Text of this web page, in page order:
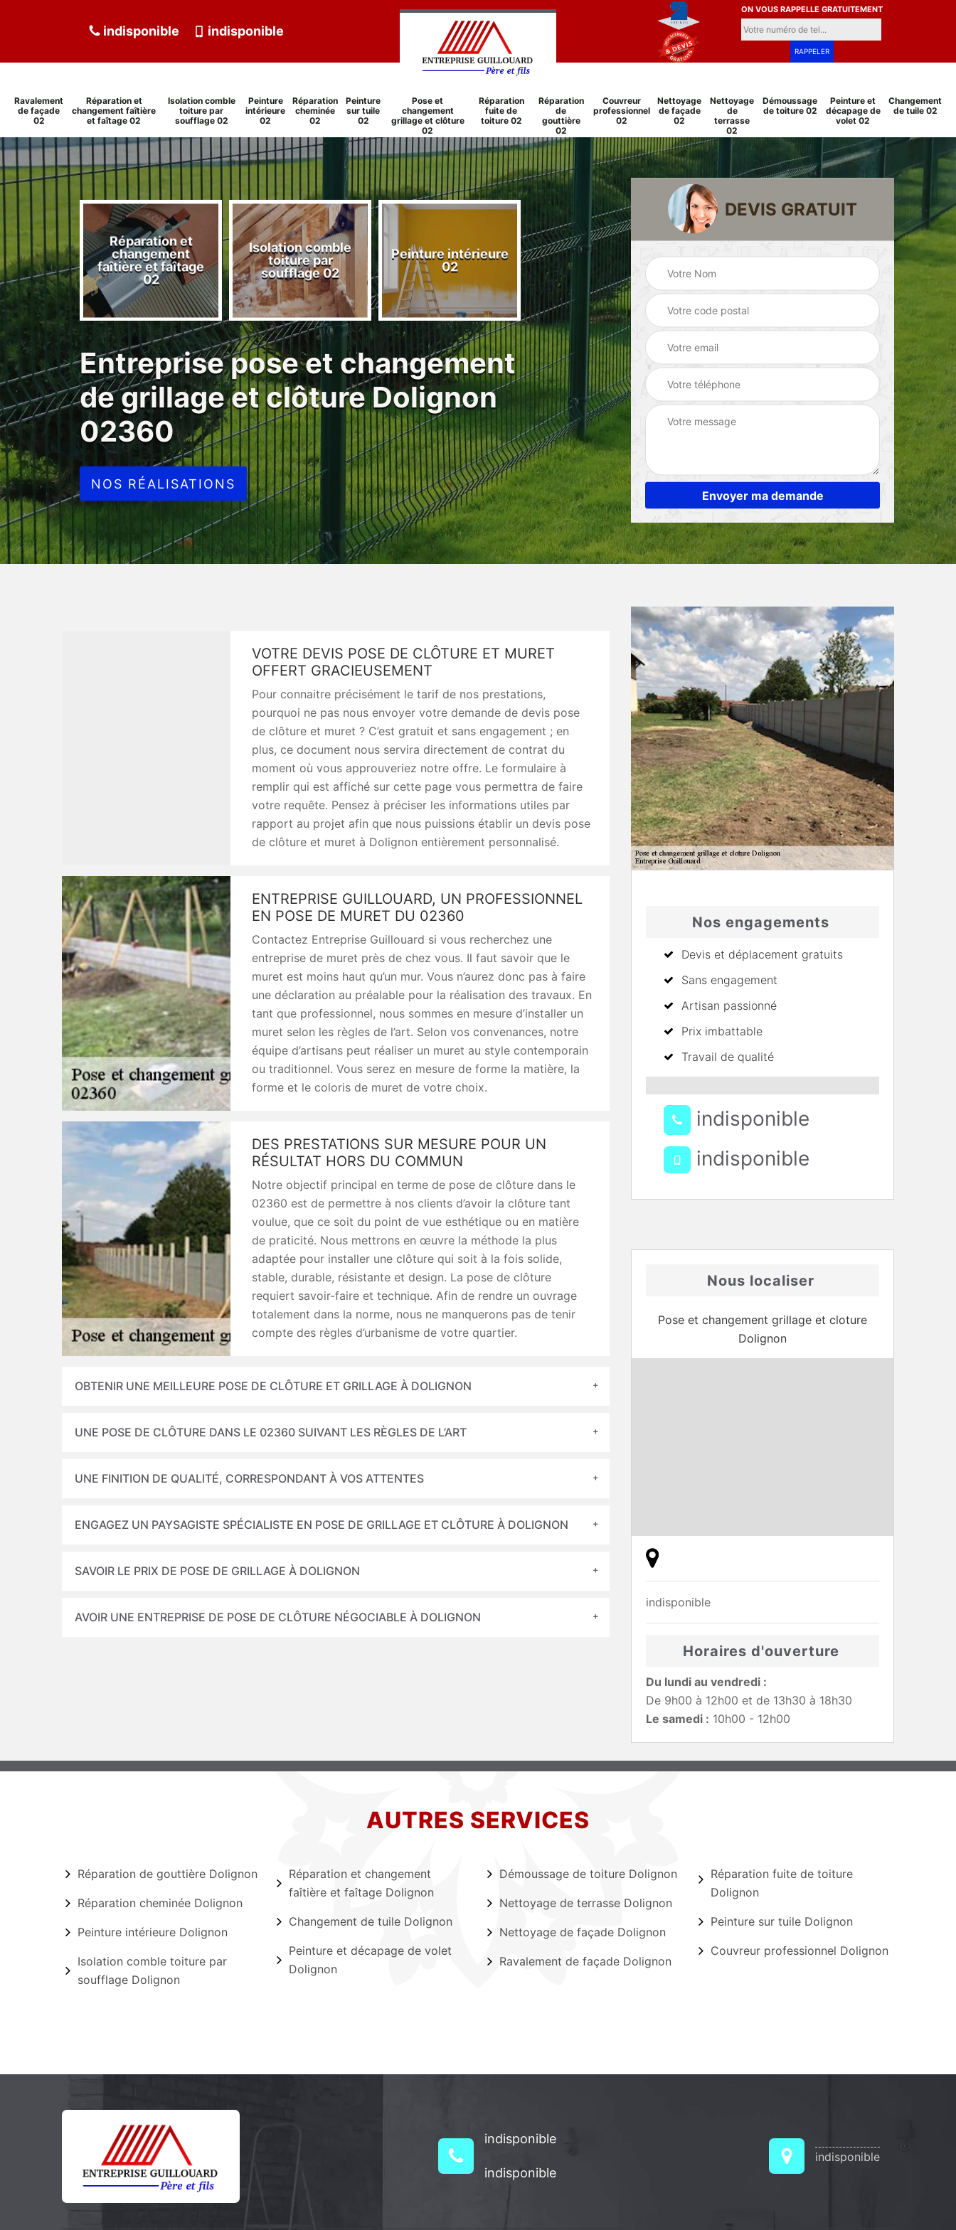
indisponible indisponible
ON VOUS RAPPELLE GRATUITEMENT
Ravalement
de façade
02
Réparation et
changement faîtière
et faîtage 02
Isolation comble
toiture par
soufflage 02
Peinture
intérieure
02
Réparation
cheminée
02
Peinture
sur tuile
02
Pose et
changement
grillage et clôture
02
Réparation
fuite de
toiture 02
Réparation
de
gouttière
02
Couvreur
professionnel
02
Nettoyage
de façade
02
Nettoyage
de
terrasse
02
Démoussage
de toiture 02
Peinture et
décapage de
volet 02
Changement
de tuile 02
de
02
Réparation et
changement
faîtière et faîtage
02
Isolation comble
toiture par
soufflage 02
Peinture intérieure
02
Réparation
cheminée 02
Peinture sur tuile
Pose et
changement
grillage et clôture
02
Entreprise pose et changement
de grillage et clôture Dolignon
02360
NOS RÉALISATIONS
DEVIS GRATUIT
VOTRE DEVIS POSE DE CLÔTURE ET MURET
OFFERT GRACIEUSEMENT
Pour connaitre précisément le tarif de nos prestations,
pourquoi ne pas nous envoyer votre demande de devis pose
de clôture et muret ? C’est gratuit et sans engagement ; en
plus, ce document nous servira directement de contrat du
moment où vous approuveriez notre offre. Le formulaire à
remplir qui est affiché sur cette page vous permettra de faire
votre requête. Pensez à préciser les informations utiles par
rapport au projet afin que nous puissions établir un devis pose
de clôture et muret à Dolignon entièrement personnalisé.
ENTREPRISE GUILLOUARD, UN PROFESSIONNEL
EN POSE DE MURET DU 02360
Contactez Entreprise Guillouard si vous recherchez une
entreprise de muret près de chez vous. Il faut savoir que le
muret est moins haut qu’un mur. Vous n’aurez donc pas à faire
une déclaration au préalable pour la réalisation des travaux. En
tant que professionnel, nous sommes en mesure d’installer un
muret selon les règles de l’art. Selon vos convenances, notre
équipe d’artisans peut réaliser un muret au style contemporain
ou traditionnel. Vous serez en mesure de forme la matière, la
forme et le coloris de muret de votre choix.
DES PRESTATIONS SUR MESURE POUR UN
RÉSULTAT HORS DU COMMUN
Notre objectif principal en terme de pose de clôture dans le
02360 est de permettre à nos clients d’avoir la clôture tant
voulue, que ce soit du point de vue esthétique ou en matière
de praticité. Nous mettrons en œuvre la méthode la plus
adaptée pour installer une clôture qui soit à la fois solide,
stable, durable, résistante et design. La pose de clôture
requiert savoir-faire et technique. Afin de rendre un ouvrage
totalement dans la norme, nous ne manquerons pas de tenir
compte des règles d’urbanisme de votre quartier.
OBTENIR UNE MEILLEURE POSE DE CLÔTURE ET GRILLAGE À DOLIGNON
UNE POSE DE CLÔTURE DANS LE 02360 SUIVANT LES RÈGLES DE L’ART
UNE FINITION DE QUALITÉ, CORRESPONDANT À VOS ATTENTES
ENGAGEZ UN PAYSAGISTE SPÉCIALISTE EN POSE DE GRILLAGE ET CLÔTURE À DOLIGNON
SAVOIR LE PRIX DE POSE DE GRILLAGE À DOLIGNON
AVOIR UNE ENTREPRISE DE POSE DE CLÔTURE NÉGOCIABLE À DOLIGNON
Nos engagements
Devis et déplacement gratuits
Sans engagement
Artisan passionné
Prix imbattable
Travail de qualité
indisponible
indisponible
Nous localiser
Pose et changement grillage et cloture
Dolignon
indisponible
Horaires d'ouverture
Du lundi au vendredi :
De 9h00 à 12h00 et de 13h30 à 18h30
Le samedi : 10h00 - 12h00
AUTRES SERVICES
Réparation de gouttière Dolignon
Réparation cheminée Dolignon
Peinture intérieure Dolignon
Isolation comble toiture par
soufflage Dolignon
Réparation et changement
faîtière et faîtage Dolignon
Changement de tuile Dolignon
Peinture et décapage de volet
Dolignon
Démoussage de toiture Dolignon
Nettoyage de terrasse Dolignon
Nettoyage de façade Dolignon
Ravalement de façade Dolignon
Réparation fuite de toiture
Dolignon
Peinture sur tuile Dolignon
Couvreur professionnel Dolignon
indisponible
indisponible
indisponible